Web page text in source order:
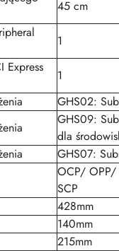
45 cm
1
Express
1
GHS02:
GHS09:
dla
GHS07:
OCP/
SCP
428mm
140mm
215mm